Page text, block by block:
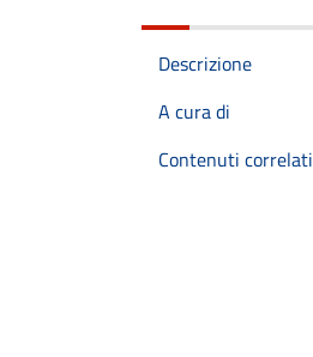
Descrizione
A cura di
Contenuti correlati